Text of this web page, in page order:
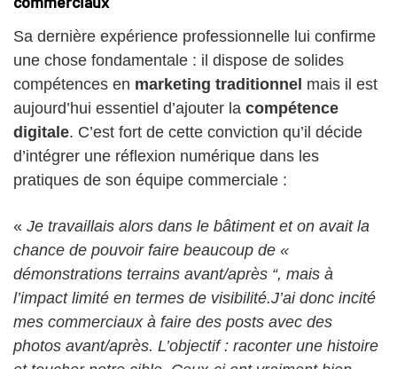
Sa dernière expérience professionnelle lui confirme
une chose fondamentale : il dispose de solides
compétences en marketing traditionnel mais il est
aujourd’hui essentiel d’ajouter la compétence
digitale. C’est fort de cette conviction qu’il décide
d’intégrer une réflexion numérique dans les
pratiques de son équipe commerciale :
« Je travaillais alors dans le bâtiment et on avait la
chance de pouvoir faire beaucoup de «
démonstrations terrains avant/après “, mais à
l’impact limité en termes de visibilité.J’ai donc incité
mes commerciaux à faire des posts avec des
photos avant/après. L’objectif : raconter une histoire